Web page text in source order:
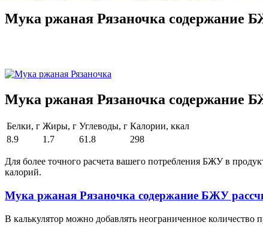
Мука ржаная Рязаночка содержание
Мука ржаная Рязаночка содержание
Белки, г Жиры, г Углеводы, г Калории, ккал
8.9
1.7 61.8 298
Для более точного расчета вашего потребления БЖУ в
калорий.
Мука ржаная Рязаночка содержание БЖУ
В калькулятор можно добавлять неограниченное количество